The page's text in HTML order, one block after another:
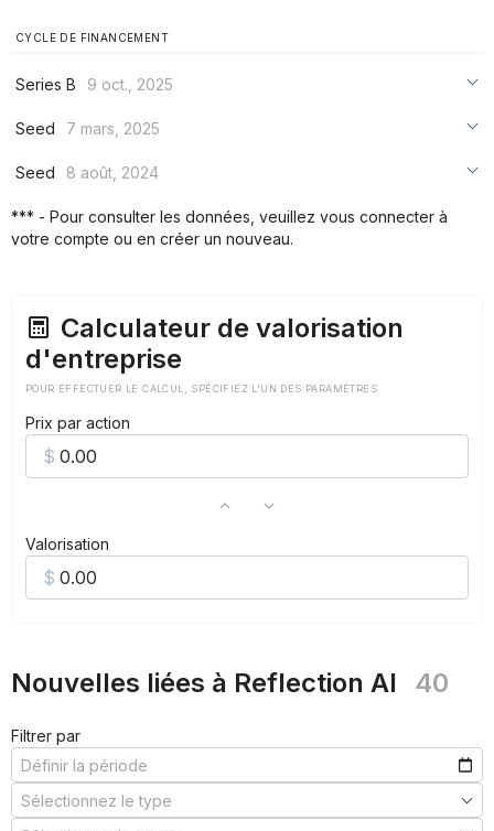
CYCLE DE FINANCEMENT
Series B
9 oct., 2025
***
Seed
7 mars, 2025
***
Seed
8 août, 2024
*** - Pour consulter les données, veuillez vous connecter à
votre compte ou en créer un nouveau.
Calculateur de valorisation
d'entreprise
POUR EFFECTUER LE CALCUL, SPÉCIFIEZ L'UN DES PARAMÈTRES
Prix par action
Valorisation
Nouvelles liées à Reflection AI 40
Filtrer par